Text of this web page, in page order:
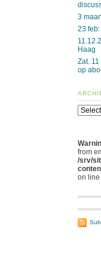
3
23
Haag
Zat.
op
from
/srv/
on line